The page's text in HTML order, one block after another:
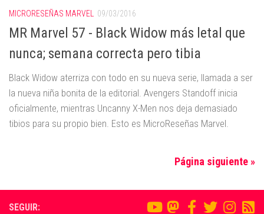
MICRORESEÑAS MARVEL 09/03/2016
MR Marvel 57 - Black Widow más letal que
nunca; semana correcta pero tibia
Black Widow aterriza con todo en su nueva serie, llamada a ser
la nueva niña bonita de la editorial. Avengers Standoff inicia
oficialmente, mientras Uncanny X-Men nos deja demasiado
tibios para su propio bien. Esto es MicroReseñas Marvel.
Página siguiente »
SEGUIR: